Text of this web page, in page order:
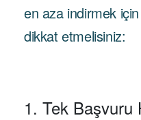
en aza indirmek
dikkat etmelisiniz:
1. Tek Başvuru